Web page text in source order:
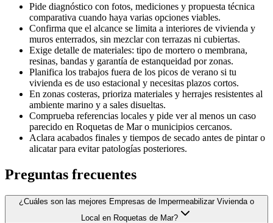
Pide diagnóstico con fotos, mediciones y propuesta técnica
comparativa cuando haya varias opciones viables.
Confirma que el alcance se limita a interiores de vivienda y
muros enterrados, sin mezclar con terrazas ni cubiertas.
Exige detalle de materiales: tipo de mortero o membrana,
resinas, bandas y garantía de estanqueidad por zonas.
Planifica los trabajos fuera de los picos de verano si tu
vivienda es de uso estacional y necesitas plazos cortos.
En zonas costeras, prioriza materiales y herrajes resistentes al
ambiente marino y a sales disueltas.
Comprueba referencias locales y pide ver al menos un caso
parecido en Roquetas de Mar o municipios cercanos.
Aclara acabados finales y tiempos de secado antes de pintar o
alicatar para evitar patologías posteriores.
Preguntas frecuentes
¿Cuáles son las mejores Empresas de Impermeabilizar Vivienda o
Local en Roquetas de Mar?